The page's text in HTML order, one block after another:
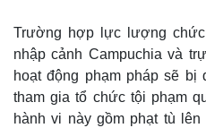
Trường hợp lực lượng
nhập cảnh Campuchia và
hoạt động phạm pháp sẽ
tham gia tổ chức tội phạm
hành vi này gồm phạt tù